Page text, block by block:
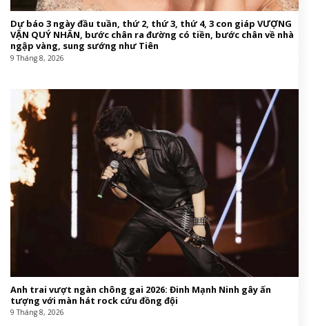
Dự báo 3 ngày đầu tuần, thứ 2, thứ 3, thứ 4, 3 con giáp VƯỢNG
VẬN QUÝ NHÂN, bước chân ra đường có tiền, bước chân về nhà
ngập vàng, sung sướng như Tiên
9 Tháng 8, 2026
Anh trai vượt ngàn chông gai 2026: Đinh Mạnh Ninh gây ấn
tượng với màn hát rock cứu đồng đội
9 Tháng 8, 2026